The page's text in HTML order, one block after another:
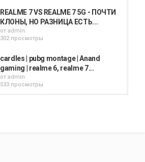
REALME 7 VS REALME 7 5G - ПОЧТИ
КЛОНЫ, НО РАЗНИЦА ЕСТЬ...
от admin
302 просмотры
cardles | pubg montage | Anand
gaming | realme 6, realme 7...
от admin
533 просмотры